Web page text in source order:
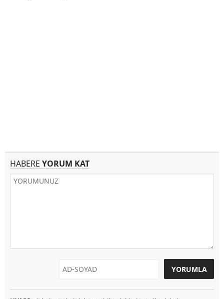
HABERE YORUM KAT